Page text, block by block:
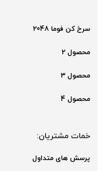
سرخ کن فوما 2048
محصول 2
محصول 3
محصول 4
خمات مشتریان:
پرسش های متداول